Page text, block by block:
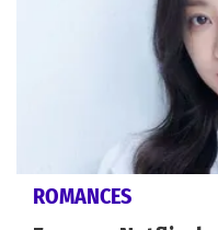
ROMANCES